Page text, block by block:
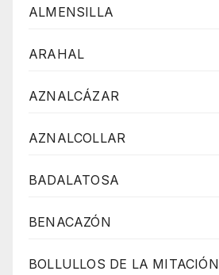
ALMENSILLA
ARAHAL
AZNALCÁZAR
AZNALCOLLAR
BADALATOSA
BENACAZÓN
BOLLULLOS DE LA MITACIÓN